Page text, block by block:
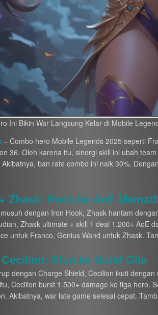
Ini Bikin War Langsung Kelar di Mobile
– Combo hero Mobile Legends 2025 seperti
36. Oleh karena itu, sinergi skill ini ubah
ban rate combo ini naik 30%.
Zhask: Hook ke AoE
dengan Iron Hook, Zhask hantam
Zhask ultimate + skill 1 deal 1.200+ AoE
untuk Franco, Genius Wand untuk Zhask.
Stun ke Burst Gila
dengan Charge Shield, Cecilion ikuti
Cecilion burst 1.500+ damage ke tiga hero.
Akibatnya, war late game selesai cepat.